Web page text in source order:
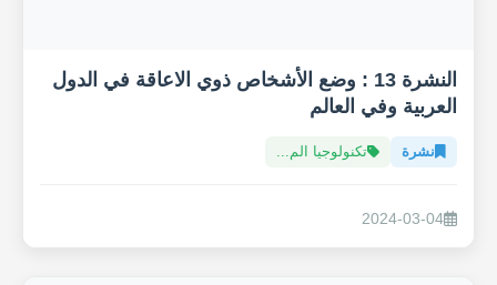
النشرة 13 : وضع الأشخاص ذوي الاعاقة في الدول
العربية وفي العالم
نشرة تكنولوجيا الم...
2024-03-04